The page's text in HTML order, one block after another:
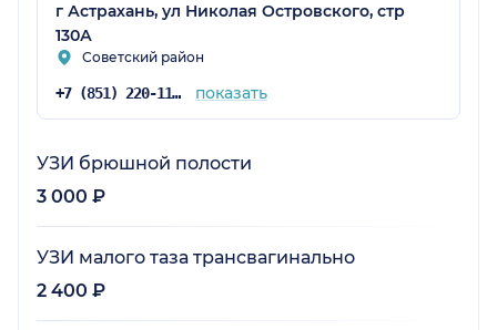
г Астрахань, ул Николая Островского, стр
130А
Советский район
+7 (851) 220-11-30 показать
УЗИ брюшной полости
3 000 ₽
УЗИ малого таза трансвагинально
2 400 ₽